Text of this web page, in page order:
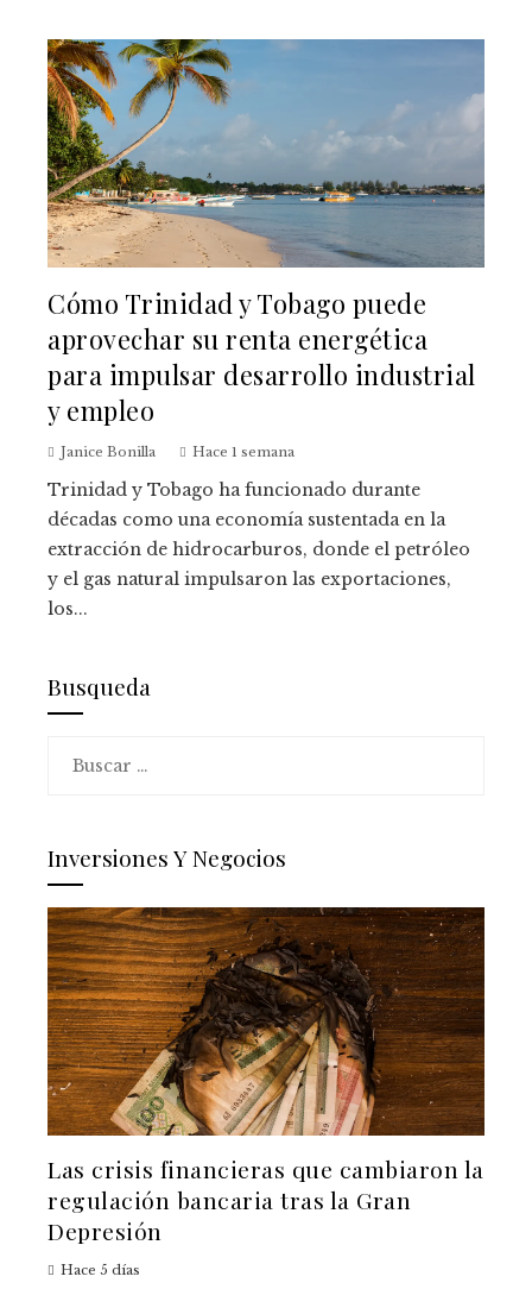
Cómo Trinidad y Tobago puede
aprovechar su renta energética
para impulsar desarrollo industrial
y empleo
Janice Bonilla Hace 1 semana
Trinidad y Tobago ha funcionado durante
décadas como una economía sustentada en la
extracción de hidrocarburos, donde el petróleo
y el gas natural impulsaron las exportaciones,
los...
Busqueda
Inversiones Y Negocios
Las crisis financieras que cambiaron la
regulación bancaria tras la Gran
Depresión
Hace 5 días